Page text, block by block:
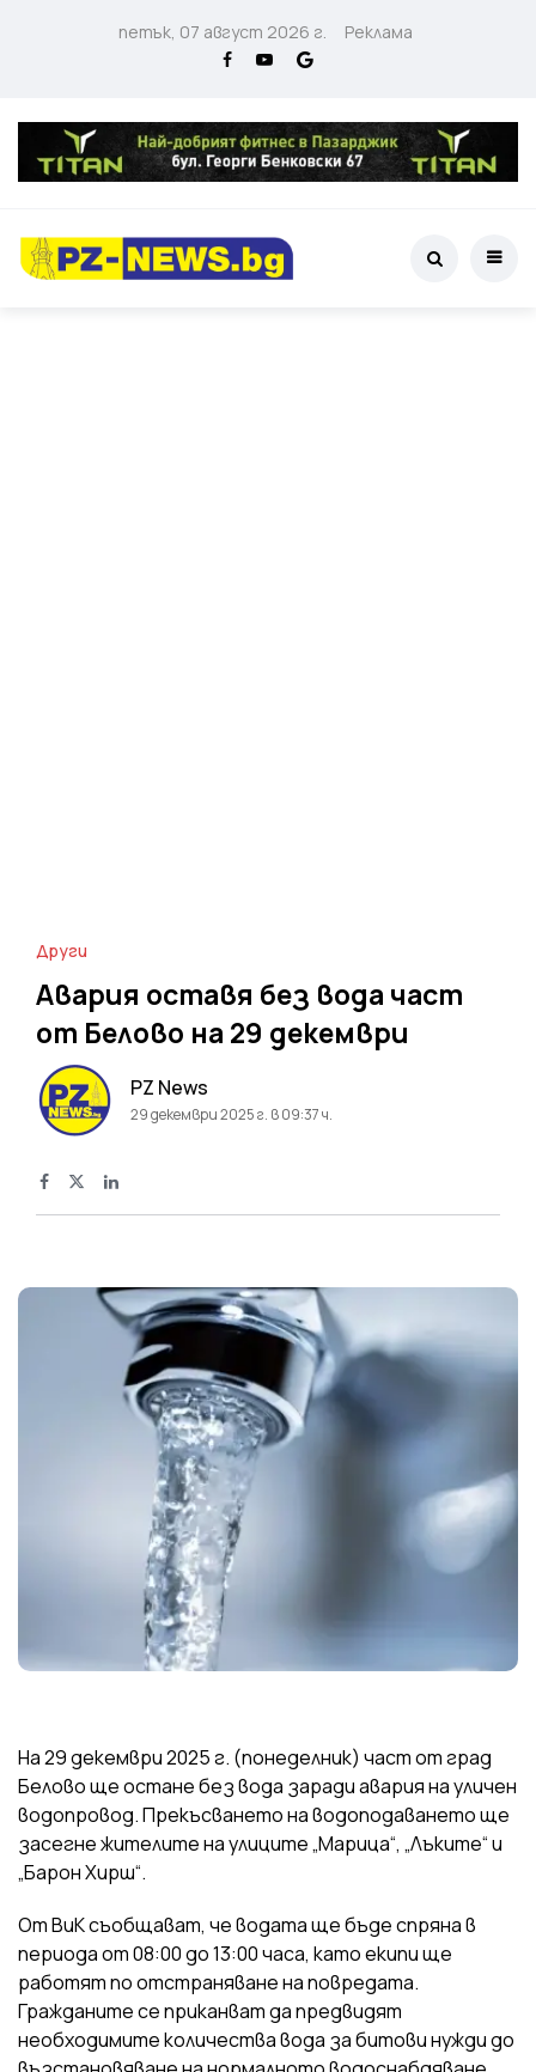
петък, 07 август 2026 г. Реклама
Други
Авария оставя без вода част
от Белово на 29 декември
PZ News
29 декември 2025 г. в 09:37 ч.
На 29 декември 2025 г. (понеделник) част от град
Белово ще остане без вода заради авария на уличен
водопровод. Прекъсването на водоподаването ще
засегне жителите на улиците „Марица“, „Лъките“ и
„Барон Хирш“.
От ВиК съобщават, че водата ще бъде спряна в
периода от 08:00 до 13:00 часа, като екипи ще
работят по отстраняване на повредата.
Гражданите се приканват да предвидят
необходимите количества вода за битови нужди до